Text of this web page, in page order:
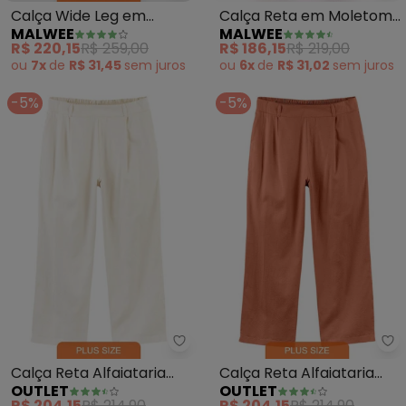
Calça Wide Leg em
Airflow Plus (Verde
Petróleo)
MALWEE
R$ 220,15R$ 259,00
ou 7x de R$ 31,45 sem juros
Calça Reta em Moletom
Plus (Marrom)
MALWEE
R$ 186,15R$ 219,00
ou 6x de R$ 31,02 sem juros
-5%
Outlet - Calça Reta Alfaiataria
Calça Reta Alfaiataria
Adulto Plus Size (Branco)
OUTLET
-5%
Calça Reta Alfaiataria
Adulto Plus Size
OUTLET